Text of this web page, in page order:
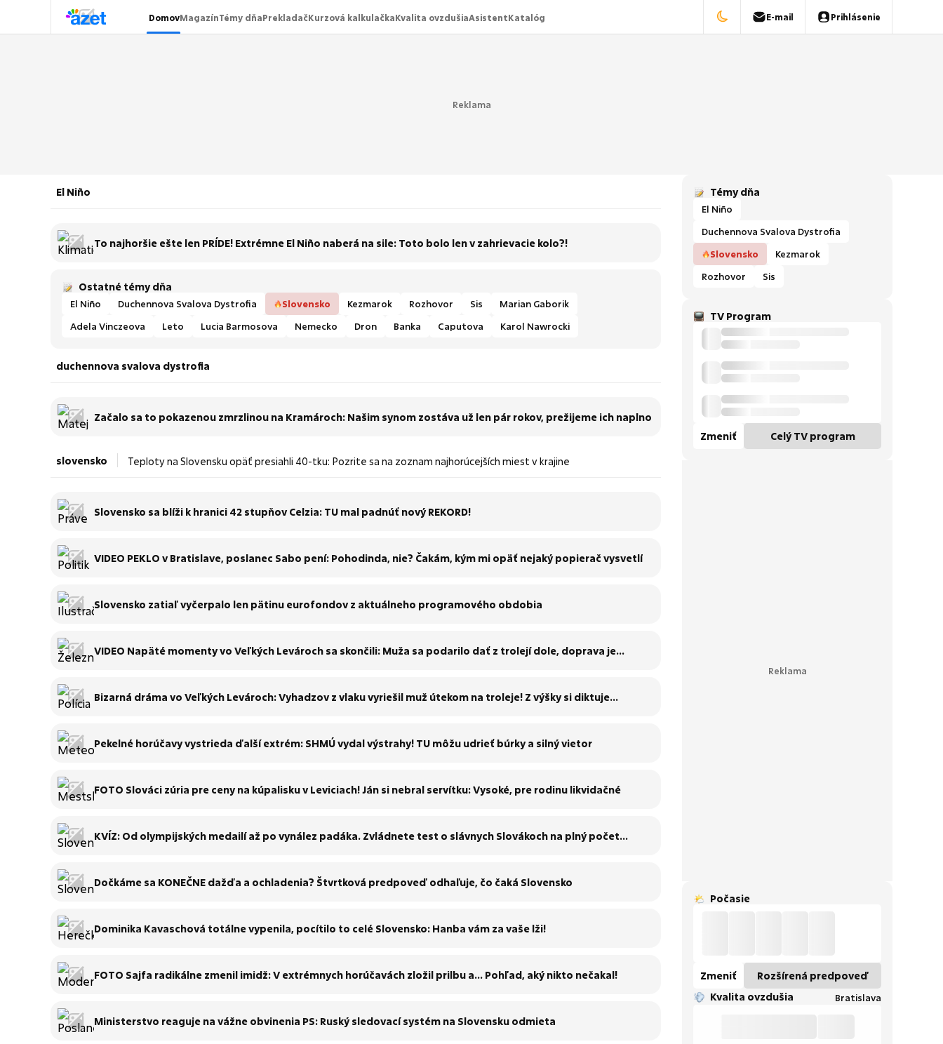
DomovMagazínTémy dňaPrekladačKurzová kalkulačkaKvalita ovzdušiaAsistentKatalóg E-mail Prihlásenie
Témy dňa
El Niño
Duchennova Svalova Dystrofia
Slovensko
Kezmarok
Rozhovor
Sis
TV Program
Zmeniť Celý TV program
Počasie
Zmeniť
Rozšírená predpoveď
Kvalita ovzdušia
Bratislava
El Niño
To najhoršie ešte len PRÍDE! Extrémne El Niño naberá na sile: Toto bolo len v zahrievacie kolo?!
Ostatné témy dňa
El Niño Duchennova Svalova Dystrofia Slovensko Kezmarok Rozhovor Sis
Marian Gaborik
Adela Vinczeova
Leto Lucia Barmosova Nemecko Dron Banka Caputova Karol Nawrocki
duchennova svalova dystrofia
Začalo sa to pokazenou zmrzlinou na Kramároch: Našim synom zostáva už len pár rokov, prežijeme ich naplno
slovensko Teploty na Slovensku opäť presiahli 40-tku: Pozrite sa na zoznam najhorúcejších miest v krajine
Slovensko sa blíži k hranici 42 stupňov Celzia: TU mal padnúť nový REKORD!
VIDEO PEKLO v Bratislave, poslanec Sabo pení: Pohodinda, nie? Čakám, kým mi opäť nejaký popierač vysvetlí
Slovensko zatiaľ vyčerpalo len pätinu eurofondov z aktuálneho programového obdobia
VIDEO Napäté momenty vo Veľkých Levároch sa skončili: Muža sa podarilo dať z trolejí dole, doprava je
Bizarná dráma vo Veľkých Levároch: Vyhadzov z vlaku vyriešil muž útekom na troleje! Z výšky si diktuje
Pekelné horúčavy vystrieda ďalší extrém: SHMÚ vydal výstrahy! TU môžu udrieť búrky a silný vietor
FOTO Slováci zúria pre ceny na kúpalisku v Leviciach! Ján si nebral servítku: Vysoké, pre rodinu likvidačné
KVÍZ: Od olympijských medailí až po vynález padáka. Zvládnete test o slávnych Slovákoch na plný počet
Dočkáme sa KONEČNE dažďa a ochladenia? Štvrtková predpoveď odhaľuje, čo čaká Slovensko
Dominika Kavaschová totálne vypenila, pocítilo to celé Slovensko: Hanba vám za vaše lži!
FOTO Sajfa radikálne zmenil imidž: V extrémnych horúčavách zložil prilbu a... Pohľad, aký nikto nečakal!
Ministerstvo reaguje na vážne obvinenia PS: Ruský sledovací systém na Slovensku odmieta